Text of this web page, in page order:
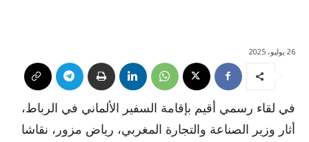
26 يوليو، 2025
في لقاء رسمي أقيم بإقامة السفير الألماني في الرباط،
أثار وزير الصناعة والتجارة المغربي، رياض مزور، نقاشا